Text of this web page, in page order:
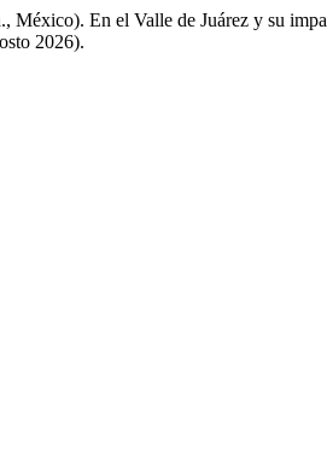
México). En el Valle de Juárez y su
2026).